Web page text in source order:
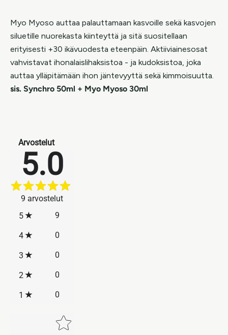
Myo Myoso auttaa palauttamaan kasvoille sekä kasvojen
siluetille nuorekasta kiinteyttä ja sitä suositellaan
erityisesti +30 ikävuodesta eteenpäin. Aktiiviainesosat
vahvistavat ihonalaislihaksistoa - ja kudoksistoa, joka
auttaa ylläpitämään ihon jäntevyyttä sekä kimmoisuutta.
sis. Synchro 50ml + Myo Myoso 30ml
Arvostelut
5.0
9 arvostelut
5
9
4 0
3 0
2 0
1 0
Star rating